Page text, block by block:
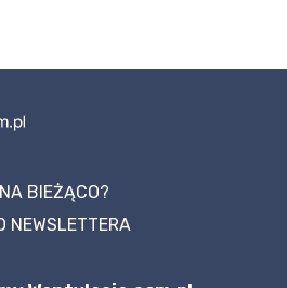
BIEŻĄCO?
NEWSLETTERA